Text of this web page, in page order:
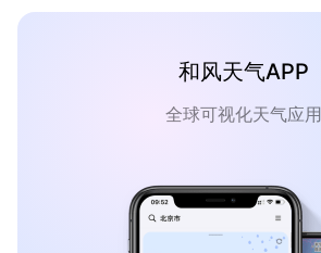
和风天气APP
全球可视化天气应用